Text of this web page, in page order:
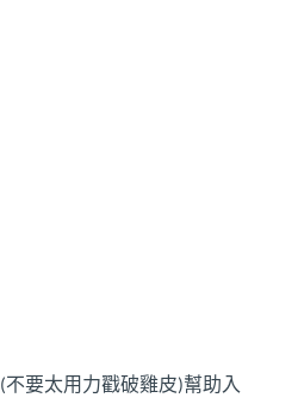
(不要太用力戳破雞皮)幫助入